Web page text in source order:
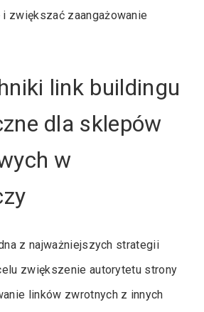
zwiększać zaangażowanie
link buildingu
dla sklepów
w
z najważniejszych strategii
zwiększenie autorytetu strony
linków zwrotnych z innych